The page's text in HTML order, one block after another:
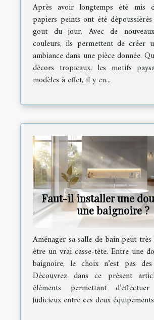
Après avoir longtemps été mis
papiers peints ont été
gout du jour. Avec de
couleurs, ils permettent de créer
ambiance dans une pièce donnée.
décors tropicaux, les motifs
modèles à effet, il y en...
Faut-il installer une
une baignoire ?
Aménager sa salle de bain peut très
être un vrai casse-tête. Entre une
baignoire, le choix n’est pas
Découvrez dans ce présent
éléments permettant
judicieux entre ces deux